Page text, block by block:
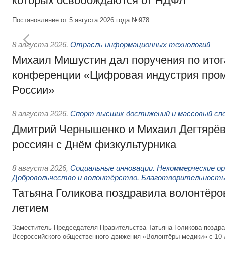
Постановление от 5 августа 2026 года №978
8 августа 2026, Отрасль информационных технологий
Михаил Мишустин дал поручения по
конференции «Цифровая индустрия
России»
8 августа 2026, Спорт высших достижений и массовый
Дмитрий Чернышенко и Михаил
россиян с Днём физкультурника
8 августа 2026, Социальные инновации. Некоммерческие
Добровольчество и волонтёрство. Благотворительность
Татьяна Голикова поздравила
летием
Заместитель Председателя Правительства Татьяна Голикова
Всероссийского общественного движения «Волонтёры-медики» с